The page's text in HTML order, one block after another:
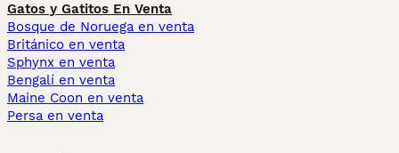
Gatos y Gatitos En Venta
Bosque de Noruega en venta
Británico en venta
Sphynx en venta
Bengalí en venta
Maine Coon en venta
Persa en venta